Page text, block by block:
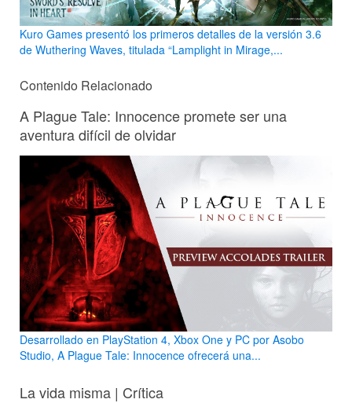
Kuro Games presentó los primeros detalles de la versión 3.6
de Wuthering Waves, titulada “Lamplight in Mirage,...
Contenido Relacionado
A Plague Tale: Innocence promete ser una
aventura difícil de olvidar
Desarrollado en PlayStation 4, Xbox One y PC por Asobo
Studio, A Plague Tale: Innocence ofrecerá una...
La vida misma | Crítica